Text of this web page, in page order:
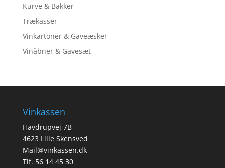
Kurve & Bakker
Trækasser
Vinkartoner & Gaveæsker
Vinåbner & Gavesæt
Vinkassen
Havdrupvej 7B
4623 Lille Skensved
Mail@vinkassen.dk
Tlf. 56 14 45 30